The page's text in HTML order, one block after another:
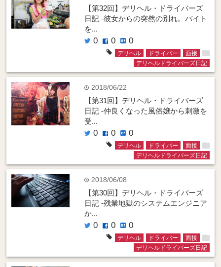
【第32回】デリヘル・ドライバーズ
日記 -彼女からの突然の別れ。バイト
を...
twitter 0 facebook 0 hatenabookmark 0
tag デリヘル ドライバー 面接 folder
デリヘルドライバーズ日記
time 2018/06/22
【第31回】デリヘル・ドライバーズ
日記 -仲良くなった風俗嬢から刺激を
受...
twitter 0 facebook 0 hatenabookmark 0
tag デリヘル ドライバー 面接 folder
デリヘルドライバーズ日記
time 2018/06/08
【第30回】デリヘル・ドライバーズ
日記 -残業地獄のシステムエンジニア
か...
twitter 0 facebook 0 hatenabookmark 0
tag デリヘル ドライバー 面接 folder
デリヘルドライバーズ日記